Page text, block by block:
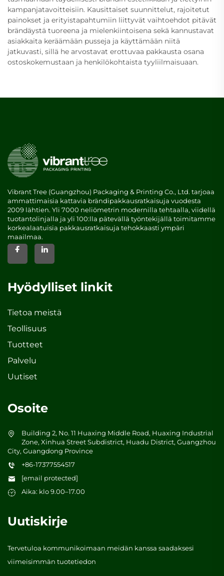
kampanjatavoitteisiin. Kausittaiset suunnittelut, rajoitetut
painokset ja erityistapahtumiin liittyvät vaihtoehdot pitävät
brändäystä tuoreena ja mielenkiintoisena sekä kannustavat
asiakkaita keräämään pusseja ja käyttämään niitä
jatkuvasti, sillä he arvostavat erottuvaa pakkausta osana
ostoskokemustaan ja henkilökohtaista tyyliilmaisuaan.
Vibrant Tree (Guangzhou) Packaging & Printing Co., Ltd. tarjoaa
ammattimaisia kattavia brändipakkausratkaisuja vuodesta
2009 lähtien. Yli 7000 neliömetrin modernilla tehtaalla, viidellä
tuotantolinjalla ja yli 100:lla pätevällä työntekijällä toimitamme
korkealaatuisia pakkausratkaisuja tehokkaasti ympäri
maailmaa.
Hyödylliset linkit
Tietoa meistä
Teollisuus
Tuotteet
Palvelu
Uutiset
Osoite
Building 2, No. 11 Huaxing Middle Road, Huaxing Industrial
Zone, Xinhua Street Subdistrict, Huadu District, Guangzhou
City, Guangdong Province
+86-17377554517
[email protected]
Aika: klo 9.00–17.00
Uutiskirje
Tervetuloa kommunikoimaan meidän kanssa saadaksesi
viimeisimmän tuotetiedon